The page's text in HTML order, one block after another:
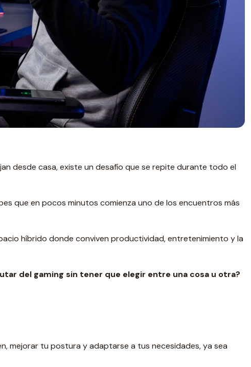
desde casa, existe un desafío que se repite durante todo el
que en pocos minutos comienza uno de los encuentros más
híbrido donde conviven productividad, entretenimiento y la
del gaming sin tener que elegir entre una cosa u otra?
mejorar tu postura y adaptarse a tus necesidades, ya sea